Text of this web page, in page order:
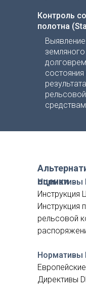
Контроль
полотна
оценки
Нормативы
Инструкция
Инструкция
рельсовой
Нормативы
Директивы